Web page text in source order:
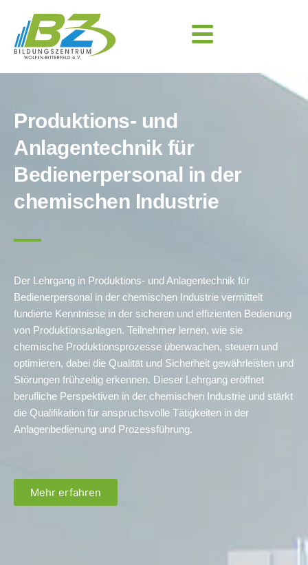
Produktions- und
Anlagentechnik für
Bedienerpersonal in der
chemischen Industrie
Der Lehrgang in Produktions- und Anlagentechnik für
Bedienerpersonal in der chemischen Industrie vermittelt
fundierte Kenntnisse in der sicheren und effizienten Bedienung
von Produktionsanlagen. Teilnehmer lernen, wie sie
chemische Produktionsprozesse überwachen, steuern und
optimieren, dabei die Qualität und Sicherheit gewährleisten und
Störungen frühzeitig erkennen. Dieser Lehrgang eröffnet
berufliche Perspektiven in der chemischen Industrie und stärkt
die Qualifikation für anspruchsvolle Tätigkeiten in der
Anlagenbedienung und Prozessführung.
Mehr erfahren